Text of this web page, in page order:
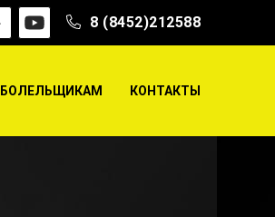
8 (8452)212588
БОЛЕЛЬЩИКАМ КОНТАКТЫ